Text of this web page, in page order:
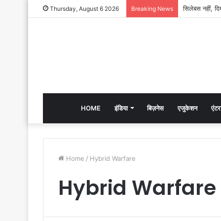
Thursday, August 6 2026 Breaking News
HOME इंडिया बिज़नेस एजुकेशन
Home / Hybrid Warfare
Hybrid Warfare